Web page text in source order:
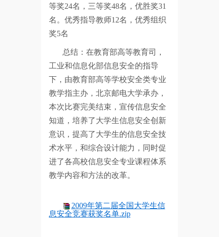
等奖24名，三等奖48名，优胜奖31
名。优秀指导教师12名，优秀组织
奖5名
总结：在教育部高等教育司，
工业和信息化部信息安全的指导
下，由教育部高等学校安全类专业
教学指主办，北京邮电大学承办，
本次比赛完美结束，宣传信息安全
知道，培养了大学生信息安全创新
意识，提高了大学生的信息安全技
术水平，和综合设计能力，同时促
进了各高校信息安全专业课程体系
教学内容和方法的改革。
2009年第二届全国大学生信
息安全竞赛获奖名单.zip